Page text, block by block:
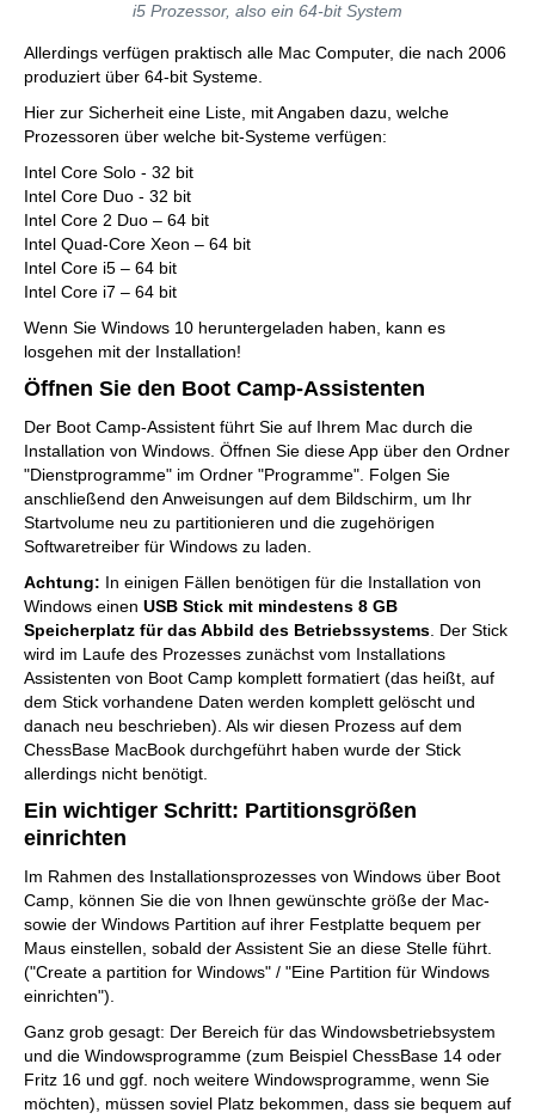
i5 Prozessor, also ein 64-bit System
Allerdings verfügen praktisch alle Mac Computer, die nach 2006
produziert über 64-bit Systeme.
Hier zur Sicherheit eine Liste, mit Angaben dazu, welche
Prozessoren über welche bit-Systeme verfügen:
Intel Core Solo - 32 bit
Intel Core Duo - 32 bit
Intel Core 2 Duo – 64 bit
Intel Quad-Core Xeon – 64 bit
Intel Core i5 – 64 bit
Intel Core i7 – 64 bit
Wenn Sie Windows 10 heruntergeladen haben, kann es
losgehen mit der Installation!
Öffnen Sie den Boot Camp-Assistenten
Der Boot Camp-Assistent führt Sie auf Ihrem Mac durch die
Installation von Windows. Öffnen Sie diese App über den Ordner
"Dienstprogramme" im Ordner "Programme". Folgen Sie
anschließend den Anweisungen auf dem Bildschirm, um Ihr
Startvolume neu zu partitionieren und die zugehörigen
Softwaretreiber für Windows zu laden.
Achtung: In einigen Fällen benötigen für die Installation von
Windows einen USB Stick mit mindestens 8 GB
Speicherplatz für das Abbild des Betriebssystems . Der Stick
wird im Laufe des Prozesses zunächst vom Installations
Assistenten von Boot Camp komplett formatiert (das heißt, auf
dem Stick vorhandene Daten werden komplett gelöscht und
danach neu beschrieben). Als wir diesen Prozess auf dem
ChessBase MacBook durchgeführt haben wurde der Stick
allerdings nicht benötigt.
Ein wichtiger Schritt: Partitionsgrößen
einrichten
Im Rahmen des Installationsprozesses von Windows über Boot
Camp, können Sie die von Ihnen gewünschte größe der Mac-
sowie der Windows Partition auf ihrer Festplatte bequem per
Maus einstellen, sobald der Assistent Sie an diese Stelle führt.
("Create a partition for Windows" / "Eine Partition für Windows
einrichten").
Ganz grob gesagt: Der Bereich für das Windowsbetriebsystem
und die Windowsprogramme (zum Beispiel ChessBase 14 oder
Fritz 16 und ggf. noch weitere Windowsprogramme, wenn Sie
möchten), müssen soviel Platz bekommen, dass sie bequem auf